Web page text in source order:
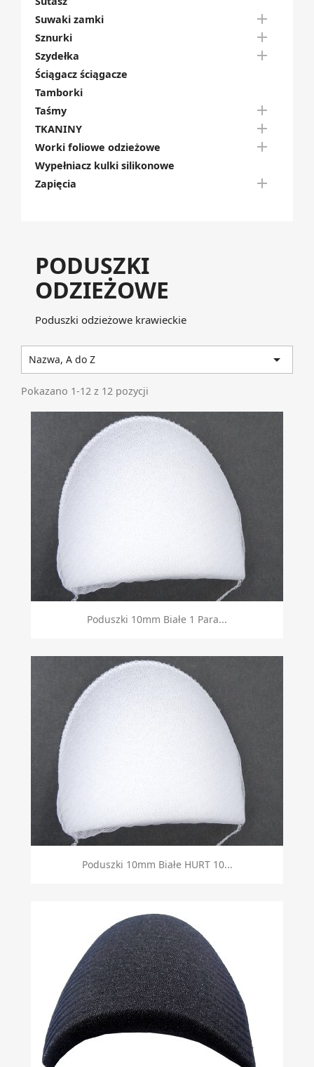
Suwaki zamki

Sznurki 
Szydełka 
Ściągacz ściągacze
Tamborki
Taśmy

TKANINY 
Worki foliowe odzieżowe 
Wypełniacz kulki silikonowe
Zapięcia

PODUSZKI
ODZIEŻOWE
Poduszki odzieżowe krawieckie
Nazwa, A do Z 
Pokazano 1-12 z 12 pozycji
Poduszki 10mm Białe 1 Para...
Poduszki 10mm Białe HURT 10...